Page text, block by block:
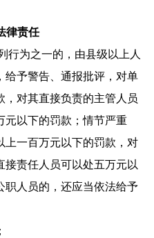
律责任
行为之一的，由县级以上人
给予警告、通报批评，对单
，对其直接负责的主管人员
元以下的罚款；情节严重
上一百万元以下的罚款，对
责任人员可以处五万元以
职人员的，还应当依法给予